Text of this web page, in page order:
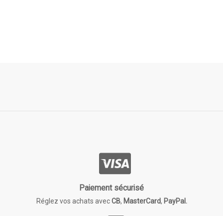
Paiement sécurisé
Réglez vos achats avecCB, MasterCard, PayPal.